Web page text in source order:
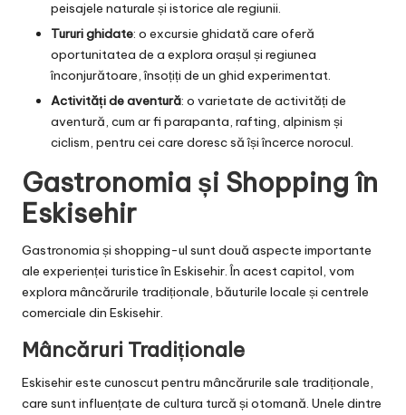
peisajele naturale și istorice ale regiunii.
Tururi ghidate: o excursie ghidată care oferă
oportunitatea de a explora orașul și regiunea
înconjurătoare, însoțiți de un ghid experimentat.
Activități de aventură: o varietate de activități de
aventură, cum ar fi parapanta, rafting, alpinism și
ciclism, pentru cei care doresc să își încerce norocul.
Gastronomia și Shopping în
Eskisehir
Gastronomia și shopping-ul sunt două aspecte importante
ale experienței turistice în Eskisehir. În acest capitol, vom
explora mâncărurile tradiționale, băuturile locale și centrele
comerciale din Eskisehir.
Mâncăruri Tradiționale
Eskisehir este cunoscut pentru mâncărurile sale tradiționale,
care sunt influențate de cultura turcă și otomană. Unele dintre